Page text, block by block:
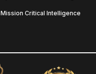
Mission Critical Intelligence